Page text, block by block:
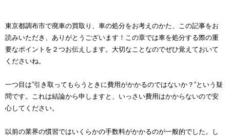
東京都調布市で廃車の買取り、車の処分をお考えのかた、この記事をお
読みいただき、ありがとうございます！この章では車を処分する際の重
要なポイントを２つお伝えします。大切なことなのでぜひ覚えておいて
くださいね。
一つ目は”引き取ってもらうときに費用がかかるのではないか？”という疑
問です。これは結論から申しますと、いっさい費用はかからないので安
心してください。
以前の業界の慣習ではいくらかの手数料がかかるのが一般的でした。し